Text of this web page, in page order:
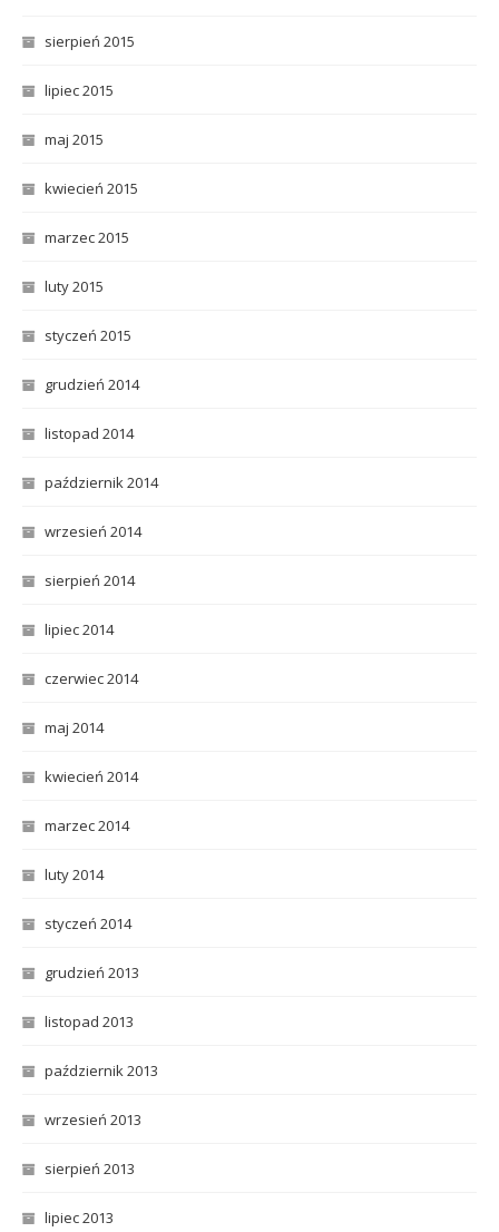
sierpień 2015
lipiec 2015
maj 2015
kwiecień 2015
marzec 2015
luty 2015
styczeń 2015
grudzień 2014
listopad 2014
październik 2014
wrzesień 2014
sierpień 2014
lipiec 2014
czerwiec 2014
maj 2014
kwiecień 2014
marzec 2014
luty 2014
styczeń 2014
grudzień 2013
listopad 2013
październik 2013
wrzesień 2013
sierpień 2013
lipiec 2013